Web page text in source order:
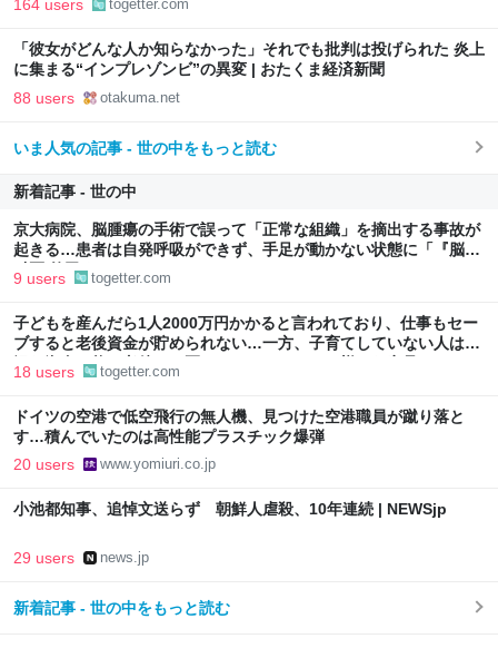
164 users togetter.com
「彼女がどんな人か知らなかった」それでも批判は投げられた 炎上
に集まる“インプレゾンビ”の異変 | おたくま経済新聞
88 users otakuma.net
いま人気の記事 - 世の中をもっと読む
新着記事 - 世の中
京大病院、脳腫瘍の手術で誤って「正常な組織」を摘出する事故が
起きる…患者は自発呼吸ができず、手足が動かない状態に「『脳外
科医 竹田くん』かよ」
9 users togetter.com
子どもを産んだら1人2000万円かかると言われており、仕事もセー
ブすると老後資金が貯められない…一方、子育てしていない人は潤
沢な資金で悠々老後だと歪んでいるのでは？→様々な意見
18 users togetter.com
ドイツの空港で低空飛行の無人機、見つけた空港職員が蹴り落と
す…積んでいたのは高性能プラスチック爆弾
20 users www.yomiuri.co.jp
小池都知事、追悼文送らず 朝鮮人虐殺、10年連続 | NEWSjp
29 users news.jp
新着記事 - 世の中をもっと読む